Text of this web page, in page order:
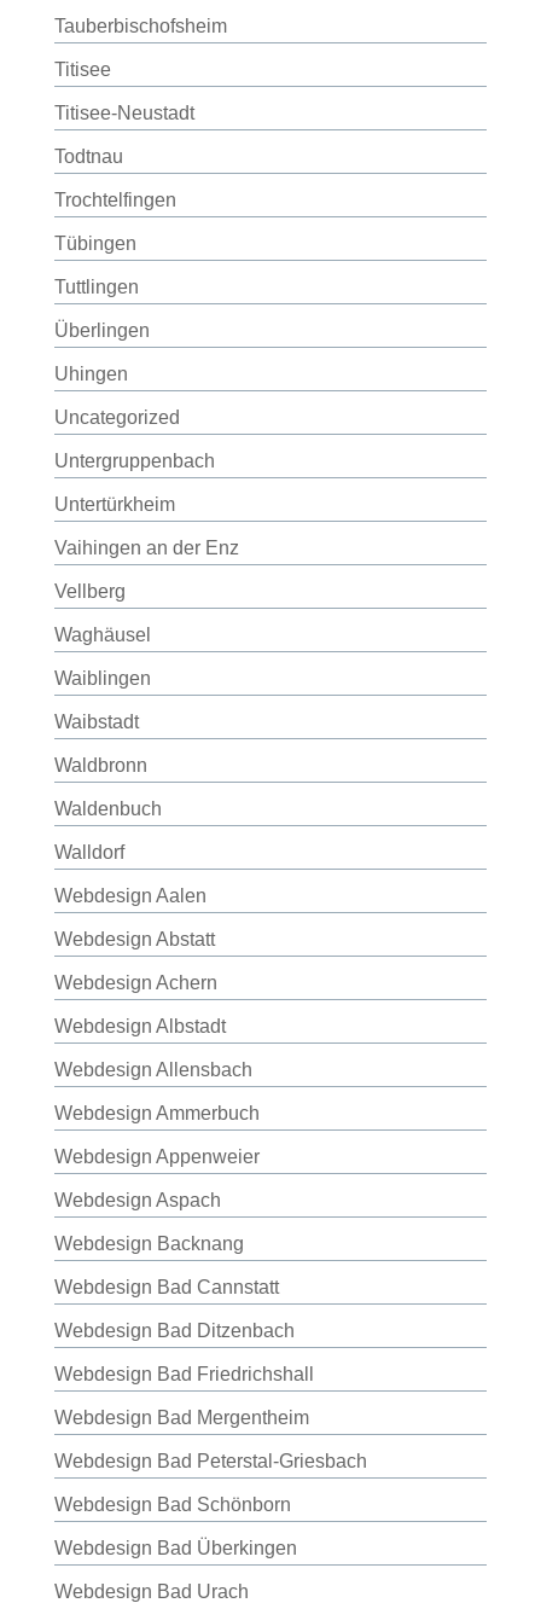
Tauberbischofsheim
Titisee
Titisee-Neustadt
Todtnau
Trochtelfingen
Tübingen
Tuttlingen
Überlingen
Uhingen
Uncategorized
Untergruppenbach
Untertürkheim
Vaihingen an der Enz
Vellberg
Waghäusel
Waiblingen
Waibstadt
Waldbronn
Waldenbuch
Walldorf
Webdesign Aalen
Webdesign Abstatt
Webdesign Achern
Webdesign Albstadt
Webdesign Allensbach
Webdesign Ammerbuch
Webdesign Appenweier
Webdesign Aspach
Webdesign Backnang
Webdesign Bad Cannstatt
Webdesign Bad Ditzenbach
Webdesign Bad Friedrichshall
Webdesign Bad Mergentheim
Webdesign Bad Peterstal-Griesbach
Webdesign Bad Schönborn
Webdesign Bad Überkingen
Webdesign Bad Urach